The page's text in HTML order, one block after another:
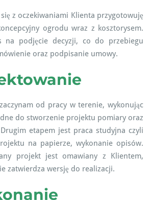
z oczekiwaniami Klienta przygotowuję
ogrodu wraz z kosztorysem.
na podjęcie decyzji, co do przebiegu
oraz podpisanie umowy.
od pracy w terenie, wykonując
do stworzenie projektu pomiary oraz
etapem jest praca studyjna czyli
na papierze, wykonanie opisów.
projekt jest omawiany z Klientem,
zatwierdza wersję do realizacji.